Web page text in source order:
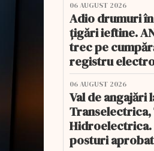
06 AUGUST 2026
Adio drumuri
țigări ieftine.
trec pe
registru
06 AUGUST 2026
Val de angajări
Transelectrica,
Hidroelectrica.
posturi